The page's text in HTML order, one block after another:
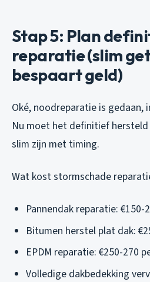
Stap 5: Plan
reparatie (slim
bespaart geld)
Oké, noodreparatie is gedaan,
Nu moet het definitief hersteld
slim zijn met timing.
Wat kost stormschade
Pannendak reparatie: €150-
Bitumen herstel plat dak:
EPDM reparatie: €250-270
Volledige dakbedekking